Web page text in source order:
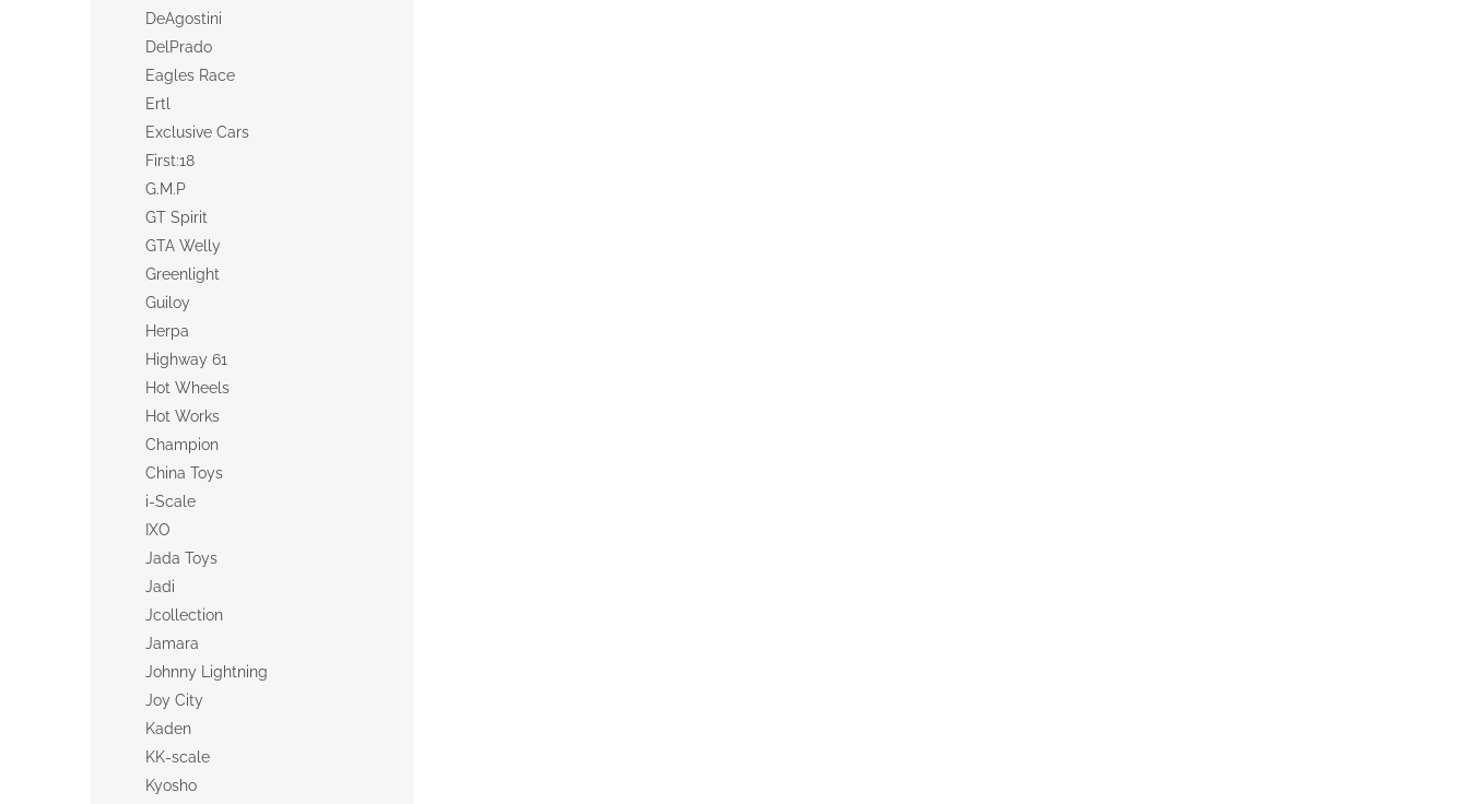
DeAgostini
DelPrado
Eagles Race
Ertl
Exclusive Cars
First:18
G.M.P
GT Spirit
GTA Welly
Greenlight
Guiloy
Herpa
Highway 61
Hot Wheels
Hot Works
Champion
China Toys
i-Scale
IXO
Jada Toys
Jadi
Jcollection
Jamara
Johnny Lightning
Joy City
Kaden
KK-scale
Kyosho